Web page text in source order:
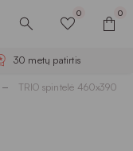
0 0
30 metų patirtis
TRIO spintelė 460x390